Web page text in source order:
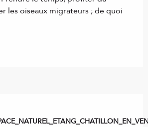
les oiseaux migrateurs ; de quoi